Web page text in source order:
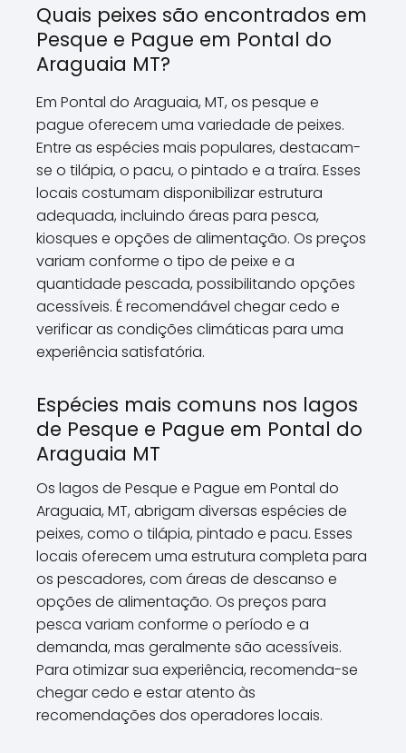
Quais peixes são encontrados em
Pesque e Pague em Pontal do
Araguaia MT?
Em Pontal do Araguaia, MT, os pesque e
pague oferecem uma variedade de peixes.
Entre as espécies mais populares, destacam-
se o tilápia, o pacu, o pintado e a traíra. Esses
locais costumam disponibilizar estrutura
adequada, incluindo áreas para pesca,
kiosques e opções de alimentação. Os preços
variam conforme o tipo de peixe e a
quantidade pescada, possibilitando opções
acessíveis. É recomendável chegar cedo e
verificar as condições climáticas para uma
experiência satisfatória.
Espécies mais comuns nos lagos
de Pesque e Pague em Pontal do
Araguaia MT
Os lagos de Pesque e Pague em Pontal do
Araguaia, MT, abrigam diversas espécies de
peixes, como o tilápia, pintado e pacu. Esses
locais oferecem uma estrutura completa para
os pescadores, com áreas de descanso e
opções de alimentação. Os preços para
pesca variam conforme o período e a
demanda, mas geralmente são acessíveis.
Para otimizar sua experiência, recomenda-se
chegar cedo e estar atento às
recomendações dos operadores locais.